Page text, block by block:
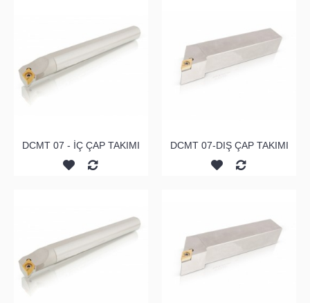
DCMT 07 - İÇ ÇAP TAKIMI DCMT 07-DIŞ ÇAP TAKIMI